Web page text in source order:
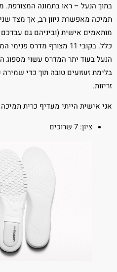
בתוך הנעל – ראו בתמונה
תמיכה מאפשרת גיוון רב, אך מצד
מותאמים אישית (וביניהם גם
בלימת זעזועים טובה תוך כדי
זריזות.
אני אישית הייתי מעדיף כרית תמיכה
ציון: 7 שרוכים